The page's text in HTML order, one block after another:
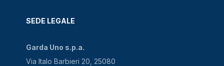
SEDE LEGALE
Garda Uno s.p.a.
Via Italo Barbieri 20, 25080